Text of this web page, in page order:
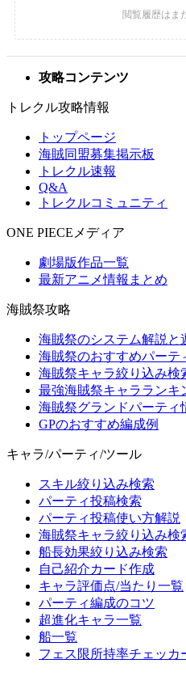
攻略コンテンツ
トレクル攻略情報
トップページ
海賊同盟募集掲示板
トレクル速報
Q&A
トレクルコミュニティ
ONE PIECEメディア
劇場版作品一覧
最新アニメ情報まとめ
海賊祭攻略
海賊祭のシステム解説と
海賊祭のおすすめパーテ
海賊祭キャラ絞り込み検
最強海賊祭キャラランキ
海賊祭グランドパーティ
GPのおすすめ編成例
キャラ/パーティ/ツール
スキル絞り込み検索
パーティ投稿検索
パーティ投稿使い方解説
海賊祭キャラ絞り込み検
船長効果絞り込み検索
自己紹介カード作成
キャラ評価点/当たり一覧
パーティ編成のコツ
超進化キャラ一覧
船一覧
フェス限所持率チェッカ